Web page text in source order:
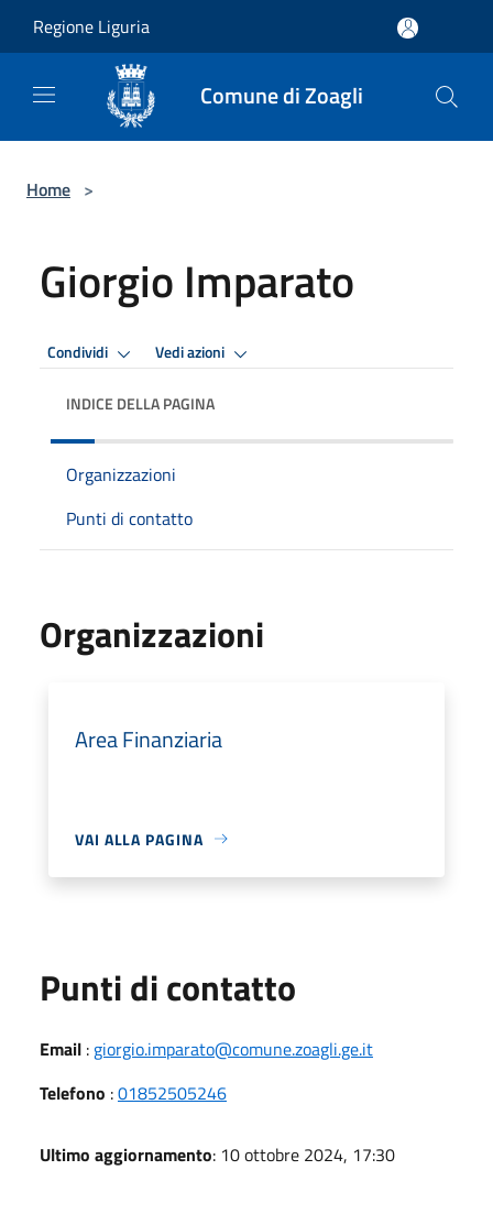
Regione Liguria
Comune di Zoagli
Home >
Giorgio Imparato
Condividi Vedi azioni
INDICE DELLA PAGINA
Organizzazioni
Punti di contatto
Organizzazioni
Area Finanziaria
VAI ALLA PAGINA
Punti di contatto
Email : giorgio.imparato@comune.zoagli.ge.it
Telefono :01852505246
Ultimo aggiornamento: 10 ottobre 2024, 17:30